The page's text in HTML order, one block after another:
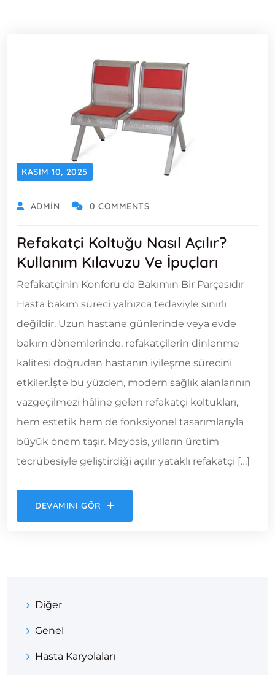
KASIM 10, 2025
ADMIN 0 COMMENTS
Refakatçi Koltuğu Nasıl Açılır?
Kullanım Kılavuzu Ve İpuçları
Refakatçinin Konforu da Bakımın Bir Parçasıdır
Hasta bakım süreci yalnızca tedaviyle sınırlı
değildir. Uzun hastane günlerinde veya evde
bakım dönemlerinde, refakatçilerin dinlenme
kalitesi doğrudan hastanın iyileşme sürecini
etkiler.İşte bu yüzden, modern sağlık alanlarının
vazgeçilmezi hâline gelen refakatçi koltukları,
hem estetik hem de fonksiyonel tasarımlarıyla
büyük önem taşır. Meyosis, yılların üretim
tecrübesiyle geliştirdiği açılır yataklı refakatçi […]
DEVAMINI GÖR
Diğer
Genel
Hasta Karyolaları